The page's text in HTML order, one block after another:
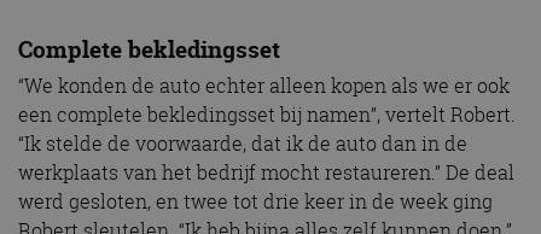
Complete bekledingsset
“We konden de auto echter alleen kopen als we er ook
een complete bekledingsset bij namen”, vertelt Robert.
“Ik stelde de voorwaarde, dat ik de auto dan in de
werkplaats van het bedrijf mocht restaureren.” De deal
werd gesloten, en twee tot drie keer in de week ging